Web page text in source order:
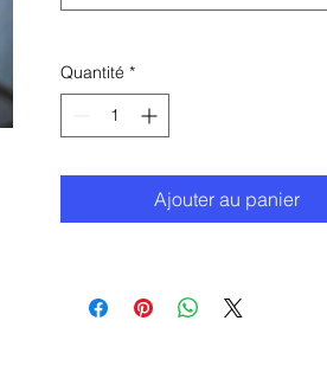
Quantité *
Ajouter au panier